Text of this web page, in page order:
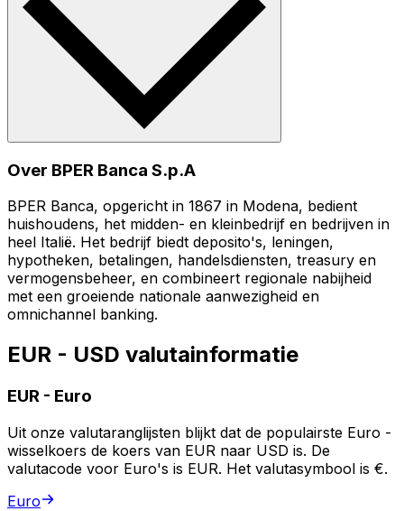
Over BPER Banca S.p.A
BPER Banca, opgericht in 1867 in Modena, bedient
huishoudens, het midden- en kleinbedrijf en bedrijven in
heel Italië. Het bedrijf biedt deposito's, leningen,
hypotheken, betalingen, handelsdiensten, treasury en
vermogensbeheer, en combineert regionale nabijheid
met een groeiende nationale aanwezigheid en
omnichannel banking.
EUR - USD valutainformatie
EUR - Euro
Uit onze valutaranglijsten blijkt dat de populairste Euro -
wisselkoers de koers van EUR naar USD is. De
valutacode voor Euro's is EUR. Het valutasymbool is €.
Euro